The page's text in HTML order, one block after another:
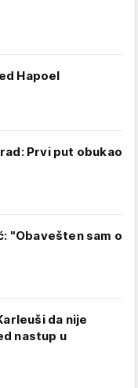
Hapoel
Prvi put obukao
"Obavešten sam o
da nije
nastup u